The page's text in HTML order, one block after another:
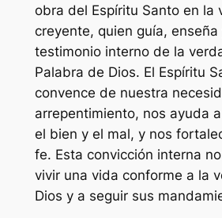
obra del Espíritu Santo en la
creyente, quien guía, enseña
testimonio interno de la
Palabra de Dios. El Espíritu
convence de nuestra
arrepentimiento, nos ayuda
el bien y el mal, y nos
fe. Esta convicción interna
vivir una vida conforme a la
Dios y a seguir sus